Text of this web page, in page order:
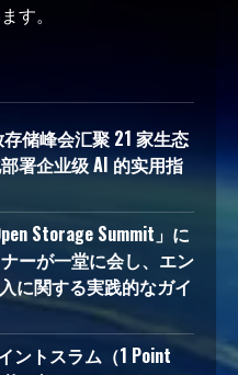
す。
储峰会汇聚 21 家生态
署企业级 AI 的实用指
Storage Summit」に
ーが一堂に会し、エン
に関する実践的なガイ
ントスラム（1 Point